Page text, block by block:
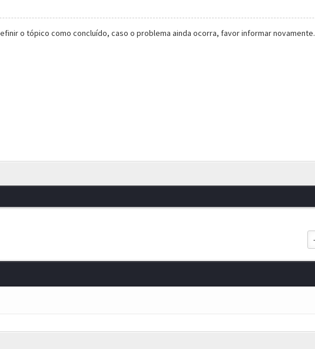
o tópico como concluído, caso o problema ainda ocorra, favor informar novamente.